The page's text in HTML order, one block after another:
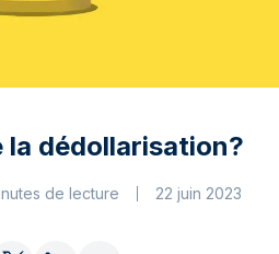
la dédollarisation?
de lecture 22 juin 2023